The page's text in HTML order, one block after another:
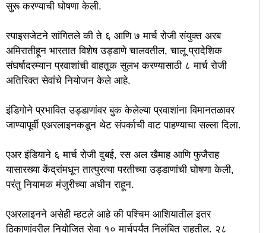
सुरू करण्याची घोषणा केली.
स्पाइसजेटने सांगितले की ते ६ आणि ७ मार्च रोजी संयुक्त अरब
अमिरातीहून भारतात विशेष उड्डाणे चालवतील, चालू प्रादेशिक
संघर्षादरम्यान प्रवाशांची वाहतूक सुलभ करण्यासाठी ८ मार्च रोजी
अतिरिक्त सेवांचे नियोजन केले आहे.
इंडिगोने प्रभावित उड्डाणांवर बुक केलेल्या प्रवाशांना विमानतळावर
जाण्यापूर्वी एअरलाइनकडून थेट संपर्काची वाट पाहण्याचा सल्ला दिला.
एअर इंडियाने ६ मार्च रोजी दुबई, रस अल खैमाह आणि फुजैराह
यासारख्या केंद्रांमधून तात्पुरत्या परतीच्या उड्डाणांची घोषणा केली,
परंतु नियामक मंजुरीच्या अधीन राहून.
एअरलाइनने असेही म्हटले आहे की पश्चिम आशियातील इतर
ठिकाणांवरील नियोजित सेवा १० मार्चपर्यंत निलंबित राहतील. २८